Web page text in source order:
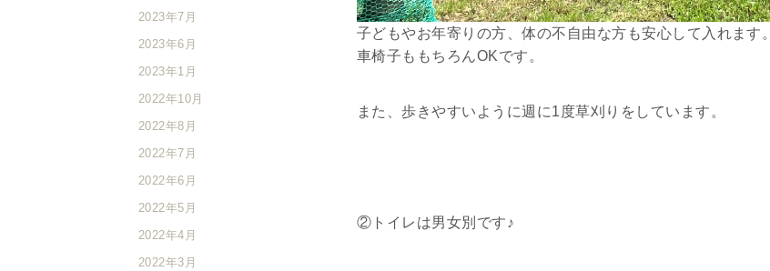
2023年7月
2023年6月
2023年1月
2022年10月
2022年8月
2022年7月
2022年6月
2022年5月
2022年4月
2022年3月
子どもやお年寄りの方、体の不自由な方も安心して入れます。
車椅子ももちろんOKです。
また、歩きやすいように週に1度草刈りをしています。
②トイレは男女別です♪